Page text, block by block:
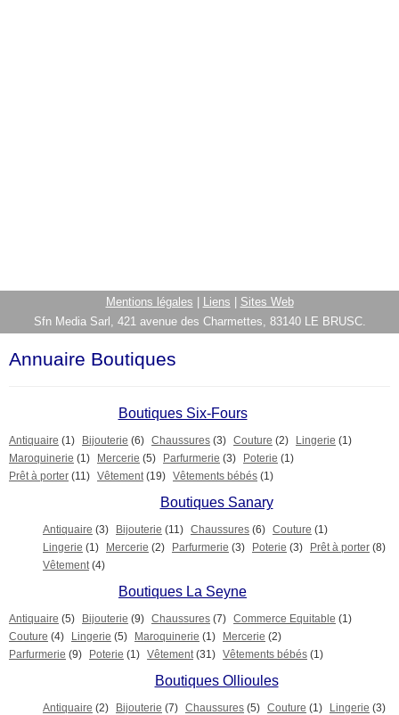
Mentions légales Liens
Sites Web
Sfn Media Sarl, 421 avenue des Charmettes, 83140 LE BRUSC.
Annuaire Boutiques
Boutiques Six-Fours
Antiquaire (1) Bijouterie (6) Chaussures (3) Couture (2) Lingerie (1)
Maroquinerie (1) Mercerie (5) Parfurmerie (3) Poterie (1)
Prêt à porter (11) Vêtement (19) Vêtements bébés (1)
Boutiques Sanary
Antiquaire (3) Bijouterie (11) Chaussures (6) Couture (1)
Lingerie (1) Mercerie (2) Parfurmerie (3) Poterie (3) Prêt à porter (8)
Vêtement (4)
Boutiques La Seyne
Antiquaire (5) Bijouterie (9) Chaussures (7) Commerce Equitable (1)
Couture (4) Lingerie (5) Maroquinerie (1) Mercerie (2)
Parfurmerie (9) Poterie (1) Vêtement (31) Vêtements bébés (1)
Boutiques Ollioules
Antiquaire (2) Bijouterie (7) Chaussures (5) Couture (1) Lingerie (3)